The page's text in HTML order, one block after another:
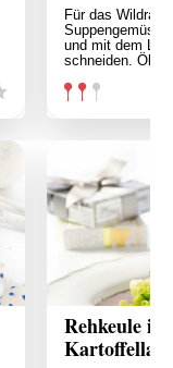
Für das
Suppengemüse
und mit dem
schneiden. Öl in
Rehkeule in